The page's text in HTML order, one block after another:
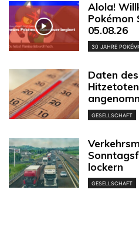
Alola!
Pokémon
05.08.26
30 JAHRE
Daten
GESELLSCHAFT
lockern
GESELLSCHAFT